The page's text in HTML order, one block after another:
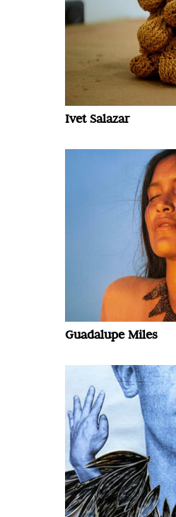
Ivet Salazar
Guadalupe Miles